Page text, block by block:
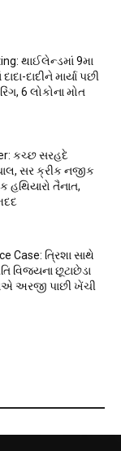
થાઈલેન્ડમાં 9મા
દાદીને માર્યા પછી
6 લોકોના મોત
કચ્છ સરહદે
સર ક્રીક નજીક
હથિયારો તૈનાત,
Case: ત્રિશા સાથે
વિજયના છૂટાછેડા
અરજી પાછી ખેંચી